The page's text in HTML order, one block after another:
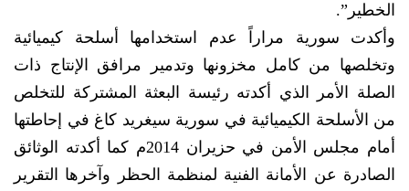
الخطير”.
وأكدت سورية مراراً عدم استخدامها أسلحة كيميائية
وتخلصها من كامل مخزونها وتدمير مرافق الإنتاج ذات
الصلة الأمر الذي أكدته رئيسة البعثة المشتركة للتخلص
من الأسلحة الكيميائية في سورية سيغريد كاغ في إحاطتها
أمام مجلس الأمن في حزيران 2014م كما أكدته الوثائق
الصادرة عن الأمانة الفنية لمنظمة الحظر وآخرها التقرير